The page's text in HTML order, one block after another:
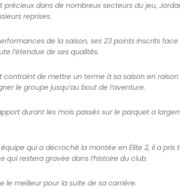
précieux dans de nombreux secteurs du jeu,
reprises.
de la saison, ses 23 points inscrits face
l’étendue de ses qualités.
de mettre un terme à sa saison en raison
le groupe jusqu’au bout de l’aventure.
durant les mois passés sur le parquet a
qui a décroché la montée en Élite 2, il a
qui restera gravée dans l’histoire du club.
le meilleur pour la suite de sa carrière.